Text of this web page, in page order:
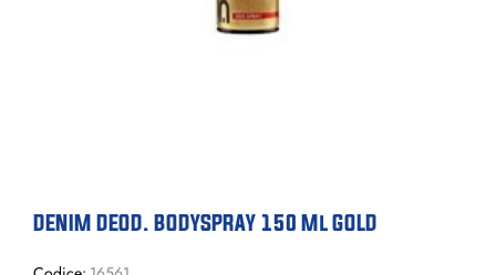
DENIM DEOD. BODYSPRAY 150 Ml GOLD